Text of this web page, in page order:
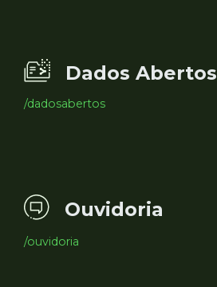
Dados Abertos
/dadosabertos
Ouvidoria
/ouvidoria